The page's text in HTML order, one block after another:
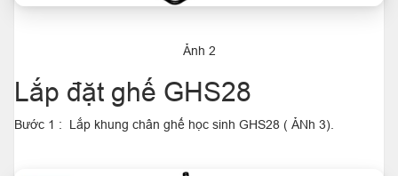
Ảnh 2
Lắp đặt ghế GHS28
Bước 1 : Lắp khung chân ghế học sinh GHS28 ( ẢNh 3).